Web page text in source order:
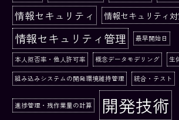
情報セキュリティ 情報セキュリティ
情報セキュリティ管理 最早開始日
本人拒否率・他人許可率 概念データモデリング 生
組み込みシステムの開発環境維持管理 統合・テスト
進捗管理・残作業量の計算 開発技術